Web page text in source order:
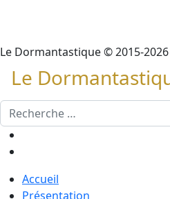
Le Dormantastique© 2015-2026
Le
Rechercher
Accueil
Présentation